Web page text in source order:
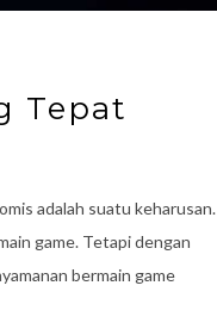
Tepat
adalah suatu keharusan.
game. Tetapi dengan
bermain game